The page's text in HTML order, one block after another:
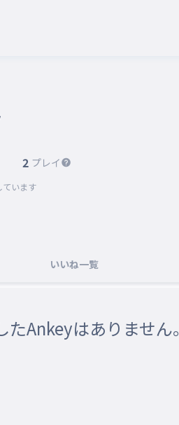
2 プレイ
ています
いいね一覧
たAnkeyはありません。